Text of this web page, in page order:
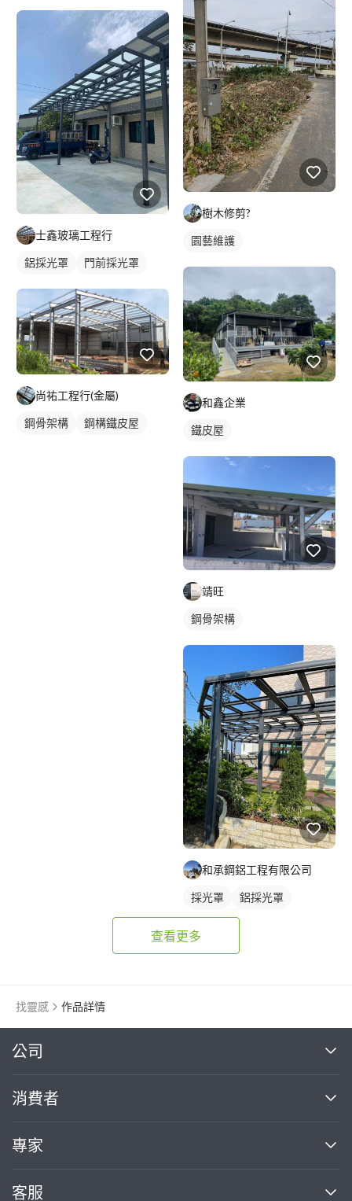
士鑫玻璃工程行
鋁採光罩 門前採光罩
尚祐工程行(金屬)
鋼骨架構 鋼構鐵皮屋
樹木修剪?
園藝維護
和鑫企業
鐵皮屋
靖旺
鋼骨架構
和承鋼鋁工程有限公司
採光罩
鋁採光罩
門前採光罩
查看更多
找靈感 作品詳情
公司
關於我們
部落格
加入我們
消費者
買服務
專家
案件中心
客服
繼續完成